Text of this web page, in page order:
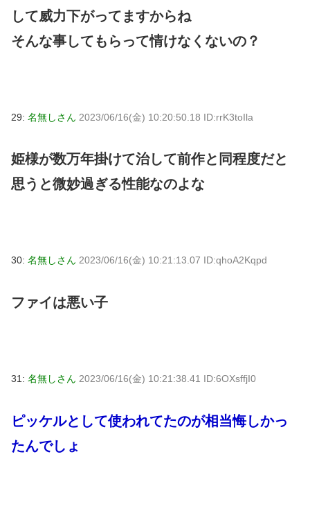
して威力下がってますからね
そんな事してもらって情けなくないの？
29: 名無しさん 2023/06/16(金) 10:20:50.18 ID:rrK3toIla
姫様が数万年掛けて治して前作と同程度だと
思うと微妙過ぎる性能なのよな
30: 名無しさん 2023/06/16(金) 10:21:13.07 ID:qhoA2Kqpd
ファイは悪い子
31: 名無しさん 2023/06/16(金) 10:21:38.41 ID:6OXsffjI0
ピッケルとして使われてたのが相当悔しかっ
たんでしょ